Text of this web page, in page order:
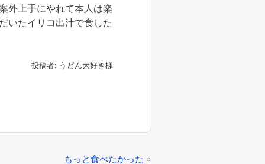
外上手にやれて本人は楽
いたイリコ出汁で食した
投稿者: うどん大好き様
もっと食べたかった »